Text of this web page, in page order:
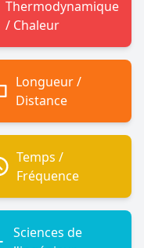
Thermodynamique
/ Chaleur
Longueur /
Distance
Temps /
Fréquence
Sciences de